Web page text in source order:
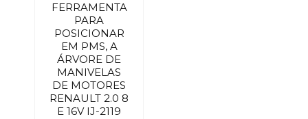
FERRAMENTA
PARA
POSICIONAR
EM PMS, A
ÁRVORE DE
MANIVELAS
DE MOTORES
RENAULT 2.0 8
E 16V IJ-2119